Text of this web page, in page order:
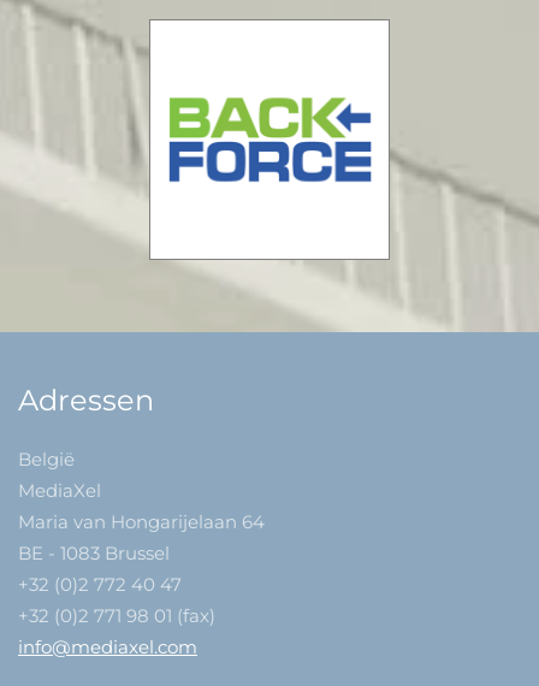
Adressen
België
MediaXel
Maria van Hongarijelaan 64
BE - 1083 Brussel
+32 (0)2 772 40 47
+32 (0)2 771 98 01 (fax)
info@mediaxel.com